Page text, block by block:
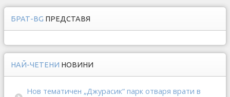
БРАТ-BG ПРЕДСТАВЯ
НАЙ-ЧЕТЕНИ НОВИНИ
Нов тематичен „Джурасик“ парк отваря врати в